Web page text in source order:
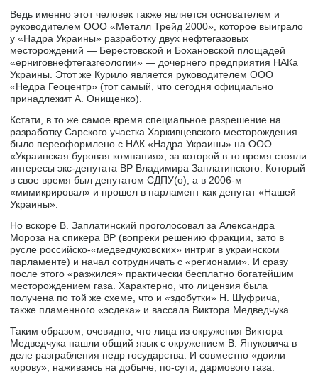
Ведь именно этот человек также является основателем и
руководителем ООО «Металл Трейд 2000», которое выиграло
у «Надра Украины» разработку двух нефтегазовых
месторождений — Берестовской и Бохановской площадей
«ерниговнефтегазгеологии» — дочернего предприятия НАКа
Украины. Этот же Курило является руководителем ООО
«Недра Геоцентр» (тот самый, что сегодня официально
принадлежит А. Онищенко).
Кстати, в то же самое время специальное разрешение на
разработку Сарского участка Харкивцевского месторождения
было переоформлено с НАК «Надра Украины» на ООО
«Украинская буровая компания», за которой в то время стояли
интересы экс-депутата ВР Владимира Заплатинского. Который
в свое время был депутатом СДПУ(о), а в 2006-м
«мимикрировал» и прошел в парламент как депутат «Нашей
Украины».
Но вскоре В. Заплатинский проголосовал за Александра
Мороза на спикера ВР (вопреки решению фракции, зато в
русле российско-«медведчуковских» интриг в украинском
парламенте) и начал сотрудничать с «регионами». И сразу
после этого «разжился» практически бесплатно богатейшим
месторождением газа. Характерно, что лицензия была
получена по той же схеме, что и «здобутки» Н. Шуфрича,
также пламенного «эсдека» и вассала Виктора Медведчука.
Таким образом, очевидно, что лица из окружения Виктора
Медведчука нашли общий язык с окружением В. Януковича в
деле разграбления недр государства. И совместно «доили
корову», наживаясь на добыче, по-сути, дармового газа.